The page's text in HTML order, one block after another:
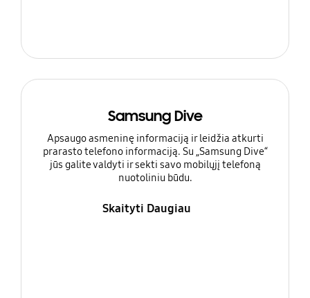
Samsung Dive
Apsaugo asmeninę informaciją ir leidžia atkurti
prarasto telefono informaciją. Su „Samsung Dive“
jūs galite valdyti ir sekti savo mobilųjį telefoną
nuotoliniu būdu.
Skaityti Daugiau